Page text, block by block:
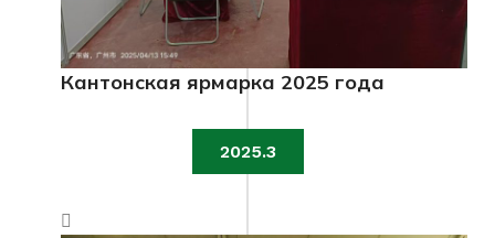
Кантонская ярмарка 2025 года
2025.3